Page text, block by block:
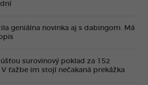
geniálna novinka aj s dabingom. Má
surovinový poklad za 152
ťažbe im stojí nečakaná prekážka